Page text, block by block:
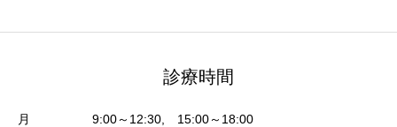
診療時間
月 9:00～12:30, 15:00～18:00